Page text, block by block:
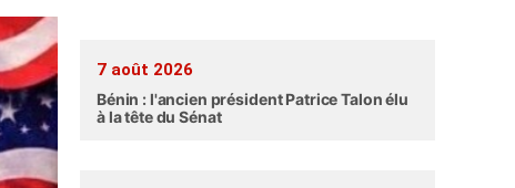
7 août 2026
Bénin : l'ancien président Patrice Talon élu
à la tête du Sénat